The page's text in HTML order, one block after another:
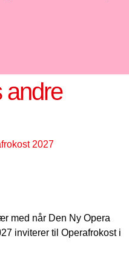
andre
med når Den Ny Opera
inviterer til Operafrokost i